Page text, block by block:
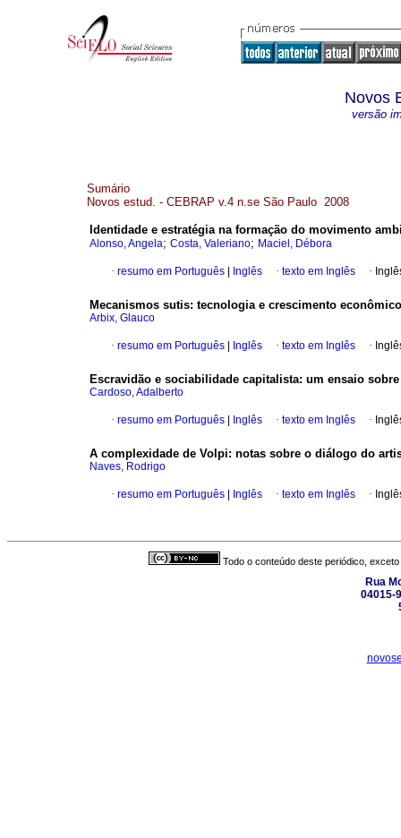
Novos
versão
Sumário
Novos estud. - CEBRAP v.4 n.se São Paulo 2008
Identidade e estratégia na formação do movimento
Alonso, Angela; Costa, Valeriano; Maciel, Débora
· resumo em Português Inglês · texto em Inglês ·
Mecanismos sutis: tecnologia e crescimento econômico
Arbix, Glauco
· resumo em Português Inglês · texto em Inglês ·
Escravidão e sociabilidade capitalista: um ensaio
Cardoso, Adalberto
· resumo em Português Inglês · texto em Inglês ·
A complexidade de Volpi: notas sobre o diálogo do
Naves, Rodrigo
· resumo em Português Inglês · texto em Inglês ·
Todo o conteúdo deste periódico,
Rua
04015-